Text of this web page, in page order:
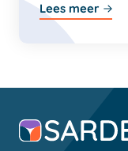
Lees meer